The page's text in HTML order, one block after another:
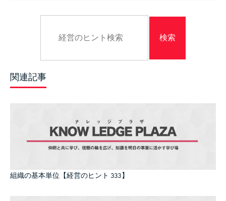
関連記事
組織の基本単位【経営のヒント 333】